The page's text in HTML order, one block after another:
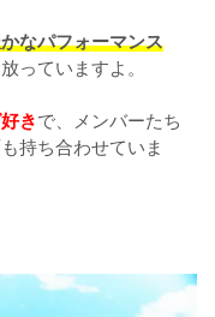
なパフォーマンス
っていますよ。
きで、メンバーたち
持ち合わせていま